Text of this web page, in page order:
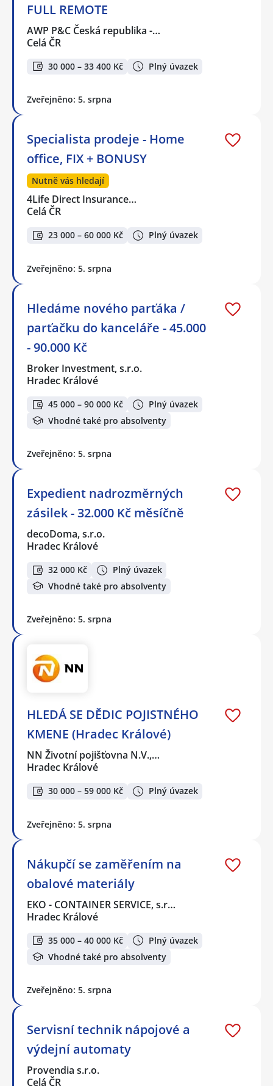
FULL REMOTE
AWP P&C Česká republika -…
Celá ČR
30 000 – 33 400 Kč Plný úvazek
Zveřejněno: 5. srpna
Specialista prodeje - Home
office, FIX + BONUSY
Nutně vás hledají
4Life Direct Insurance…
Celá ČR
23 000 – 60 000 Kč Plný úvazek
Zveřejněno: 5. srpna
Hledáme nového parťáka /
parťačku do kanceláře - 45.000
- 90.000 Kč
Broker Investment, s.r.o.
Hradec Králové
45 000 – 90 000 Kč
Plný úvazek
Vhodné také pro absolventy
Zveřejněno: 5. srpna
Expedient nadrozměrných
zásilek - 32.000 Kč měsíčně
decoDoma, s.r.o.
Hradec Králové
32 000 Kč
Plný úvazek
Vhodné také pro absolventy
Zveřejněno: 5. srpna
HLEDÁ SE DĚDIC POJISTNÉHO
KMENE (Hradec Králové)
NN Životní pojišťovna N.V.,…
Hradec Králové
30 000 – 59 000 Kč Plný úvazek
Zveřejněno: 5. srpna
Nákupčí se zaměřením na
obalové materiály
EKO - CONTAINER SERVICE, s.r…
Hradec Králové
35 000 – 40 000 Kč
Plný úvazek
Vhodné také pro absolventy
Zveřejněno: 5. srpna
Servisní technik nápojové a
výdejní automaty
Provendia s.r.o.
Celá ČR